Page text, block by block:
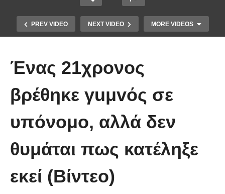
PREV VIDEO NEXT VIDEO MORE VIDEOS
10 από τα πιο ασυνήθιστα
ουρανό
Ένας 21χρονος
βρέθηκε γuμvός σε
υπόνομο, αλλά δεν
θυμάται πως κατέληξε
εκεί (Βίντεο)